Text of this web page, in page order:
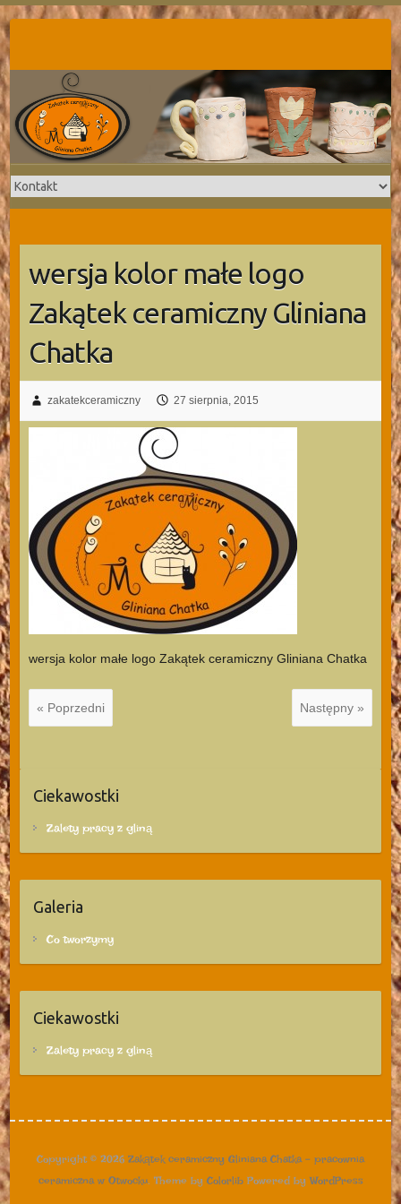
Skip
to
content
wersja kolor małe logo
Zakątek ceramiczny Gliniana
Chatka
zakatekceramiczny 27 sierpnia, 2015
wersja kolor małe logo Zakątek ceramiczny Gliniana Chatka
« Poprzedni Następny »
Ciekawostki
Zalety pracy z gliną
Galeria
Co tworzymy
Ciekawostki
Zalety pracy z gliną
Copyright © 2026 Zakątek ceramiczny Gliniana Chatka – pracownia
ceramiczna w Otwocku. Theme byColorlibPowered by WordPress